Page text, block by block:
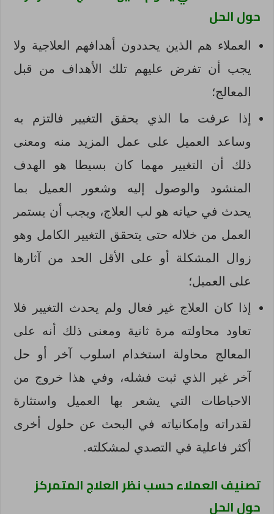
حول الحل
العملاء هم الذين يحددون أهدافهم العلاجية ولا
يجب أن تفرض عليهم تلك الأهداف من قبل
المعالج؛
إذا عرفت ما الذي يحقق التغيير فالتزم به
وساعد العميل على عمل المزيد منه ومعنى
ذلك أن التغيير مهما كان بسيطا هو الهدف
المنشود والوصول إليه وشعور العميل بما
يحدث في حياته هو لب العلاج، ويجب أن يستمر
العمل من خلاله حتى يتحقق التغيير الكامل وهو
زوال المشكلة أو على الأقل الحد من آثارها
على العميل؛
إذا كان العلاج غير فعال ولم يحدث التغيير فلا
تعاود محاولته مرة ثانية ومعنى ذلك أنه على
المعالج محاولة استخدام اسلوب آخر أو حل
آخر غير الذي ثبت فشله، وفي هذا خروج من
الاحباطات التي يشعر بها العميل واستثارة
لقدراته وإمكانياته في البحث عن حلول أخرى
أكثر فاعلية في التصدي لمشكلته.
تصنيف العملاء حسب نظر العلاج المتمركز
حول الحل